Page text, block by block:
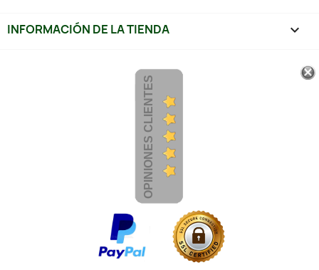
INFORMACIÓN DE LA TIENDA keyboard_arrow_down
OPINIONES CLIENTES